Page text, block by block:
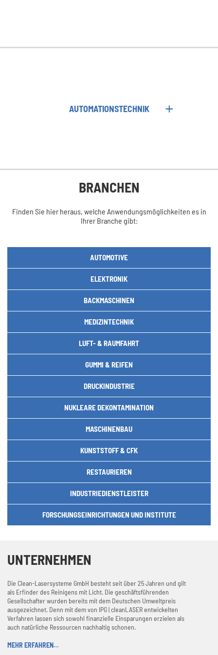
AUTOMATIONSTECHNIK
BRANCHEN
Finden Sie hier heraus, welche Anwendungsmöglichkeiten es in
Ihrer Branche gibt:
AUTOMOTIVE
ELEKTRONIK
BACKMASCHINEN
MEDIZINTECHNIK
LUFT- & RAUMFAHRT
GUMMI & REIFEN
DRUCKINDUSTRIE
NUKLEARE DEKONTAMINATION
MASCHINENBAU
KUNSTSTOFF & CFK
RESTAURIEREN
INDUSTRIEDIENSTLEISTER
FORSCHUNGSEINRICHTUNGEN UND INSTITUTE
UNTERNEHMEN
Die Clean-Lasersysteme GmbH besteht seit über 25 Jahren und gilt
als Erfinder des Reinigens mit Licht. Die geschäftsführenden
Gesellschafter wurden bereits mit dem Deutschen Umweltpreis
ausgezeichnet. Denn mit dem von IPG | cleanLASER entwickelten
Verfahren lassen sich sowohl finanzielle Einsparungen erzielen als
auch natürliche Ressourcen nachhaltig schonen.
MEHR ERFAHREN…